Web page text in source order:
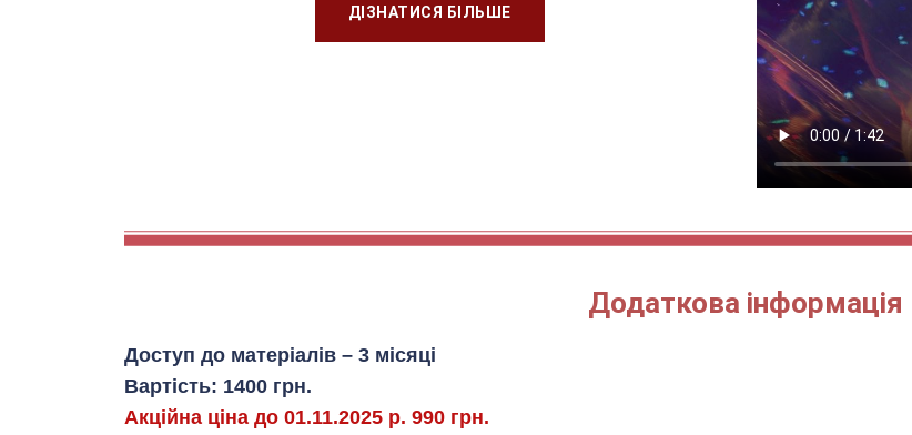
ДІЗНАТИСЯ БІЛЬШЕ
Додаткова інформація
Доступ до матеріалів – 3 місяці
Вартість: 1400 грн.
Акційна ціна до 01.11.2025 р. 990 грн.